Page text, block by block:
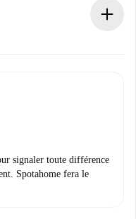
nous vous proposerons
signalé.
signaler toute différence
Spotahome fera le